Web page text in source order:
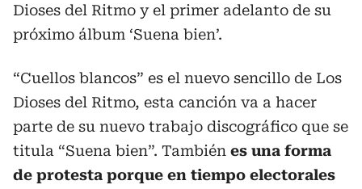
Dioses del Ritmo y el primer adelanto de su
próximo álbum ‘Suena bien’.
“Cuellos blancos” es el nuevo sencillo de Los
Dioses del Ritmo, esta canción va a hacer
parte de su nuevo trabajo discográfico que se
titula “Suena bien”. También es una forma
de protesta porque en tiempo electorales